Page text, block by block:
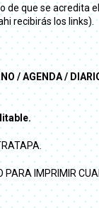
de que se acredita
recibirás los links).
/ AGENDA /
IMPRIMIR